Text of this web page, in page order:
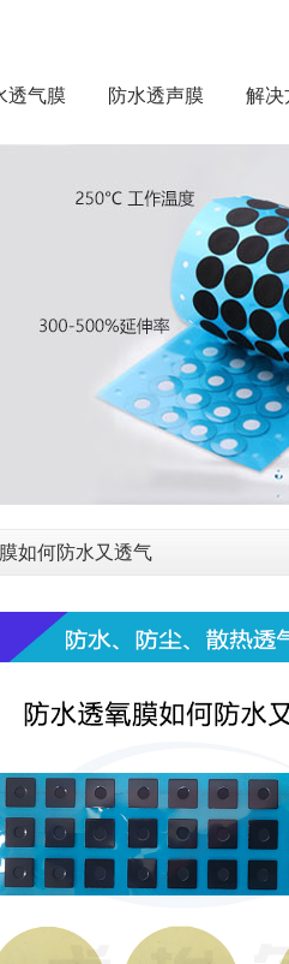
透气膜 防水透声膜 解决
如何防水又透气